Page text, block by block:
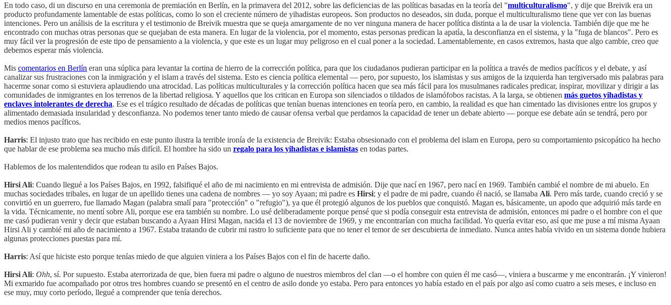
En todo caso, di un discurso en una ceremonia de premiación en Berlín, en la primavera del 2012, sobre las deficiencias de las políticas basadas en la teoría del "multiculturalismo", y dije que Breivik era un
producto profundamente lamentable de estas políticas, como lo son el creciente número de yihadistas europeos. Son productos no deseados, sin duda, porque el multiculturalismo tiene que ver con las buenas
intenciones. Pero un análisis de la escritura y el testimonio de Breivik muestra que se queja amargamente de no ver ninguna manera de hacer política distinta a la de usar la violencia. También dije que me he
encontrado con muchas otras personas que se quejaban de esta manera. En lugar de la violencia, por el momento, estas personas predican la apatía, la desconfianza en el sistema, y la "fuga de blancos". Pero es
muy fácil ver la progresión de este tipo de pensamiento a la violencia, y que este es un lugar muy peligroso en el cual poner a la sociedad. Lamentablemente, en casos extremos, hasta que algo cambie, creo que
debemos esperar más violencia.
Mis comentarios en Berlín eran una súplica para levantar la cortina de hierro de la corrección política, para que los ciudadanos pudieran participar en la política a través de medios pacíficos y el debate, y así
canalizar sus frustraciones con la inmigración y el islam a través del sistema. Esto es ciencia política elemental — pero, por supuesto, los islamistas y sus amigos de la izquierda han tergiversado mis palabras para
hacerme sonar como si estuviera aplaudiendo una atrocidad. Las políticas multiculturales y la corrección política hacen que sea más fácil para los musulmanes radicales predicar, inspirar, movilizar y dirigir a las
comunidades de inmigrantes en los terrenos de la libertad religiosa. Y aquellos que los critican en Europa son silenciados o tildados de islamófobos racistas. A la larga, se obtienen más guetos yihadistas y
enclaves intolerantes de derecha. Ese es el trágico resultado de décadas de políticas que tenían buenas intenciones en teoría pero, en cambio, la realidad es que han cimentado las divisiones entre los grupos y
alimentado demasiada insularidad y desconfianza. No podemos tener tanto miedo de causar ofensa verbal que perdamos la capacidad de tener un debate abierto — porque ese debate aún se tendrá, pero por
medios menos pacíficos.
Harris: El injusto trato que has recibido en este punto ilustra la terrible ironía de la existencia de Breivik: Estaba obsesionado con el problema del islam en Europa, pero su comportamiento psicopático ha hecho
que hablar de ese problema sea mucho más difícil. El hombre ha sido un regalo para los yihadistas e islamistas en todas partes.
Hablemos de los malentendidos que rodean tu asilo en Países Bajos.
Hirsi Ali: Cuando llegué a los Países Bajos, en 1992, falsifiqué el año de mi nacimiento en mi entrevista de admisión. Dije que nací en 1967, pero nací en 1969. También cambié el nombre de mi abuelo. En
muchas sociedades tribales, en lugar de un apellido tienes una cadena de nombres — yo soy Ayaan; mi padre es Hirsi; y el padre de mi padre, cuando él nació, se llamaba Ali. Pero más tarde, cuando creció y se
convirtió en un guerrero, fue llamado Magan (palabra smalí para "protección" o "refugio"), ya que él protegió algunos de los pueblos que conquistó. Magan es, básicamente, un apodo que adquirió más tarde en
la vida. Técnicamente, no mentí sobre Ali, porque ese era también su nombre. Lo usé deliberadamente porque pensé que si podía conseguir esta entrevista de admisión, entonces mi padre o el hombre con el que
me casó pudieran venir y decir que estaban buscando a Ayaan Hirsi Magan, nacida el 13 de noviembre de 1969, y me encontrarían con mucha facilidad. Yo quería evitar eso, así que me puse a mí misma Ayaan
Hirsi Ali y cambié mi año de nacimiento a 1967. Estaba tratando de cubrir mi rastro lo suficiente para que no tener el temor de ser descubierta de inmediato. Nunca antes había vivido en un sistema donde hubiera
algunas protecciones puestas para mí.
Harris: Así que hiciste esto porque tenías miedo de que alguien viniera a los Países Bajos con el fin de hacerte daño.
Hirsi Ali: Ohh, sí. Por supuesto. Estaba aterrorizada de que, bien fuera mi padre o alguno de nuestros miembros del clan —o el hombre con quien él me casó—, viniera a buscarme y me encontrarán. ¡Y vinieron!
Mi exmarido fue acompañado por otros tres hombres cuando se presentó en el centro de asilo donde yo estaba. Pero para entonces yo había estado en el país por algo así como cuatro a seis meses, e incluso en
ese muy, muy corto período, llegué a comprender que tenía derechos.